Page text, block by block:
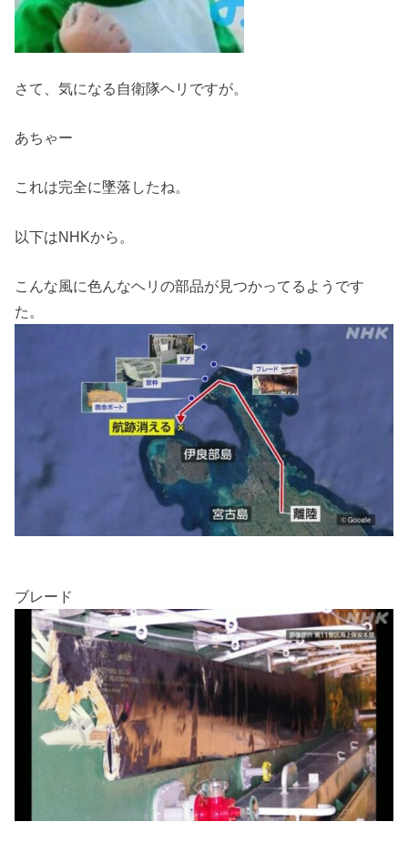
さて、気になる自衛隊ヘリですが。
あちゃー
これは完全に墜落したね。
以下はNHKから。
こんな風に色んなヘリの部品が見つかってるようです
た。
ブレード